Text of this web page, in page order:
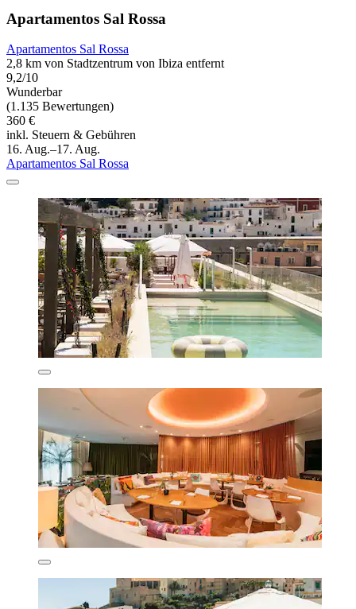
Apartamentos Sal Rossa
Apartamentos Sal Rossa
2,8 km von Stadtzentrum von Ibiza entfernt
9,2/10
Wunderbar
(1.135 Bewertungen)
360 €
inkl. Steuern & Gebühren
16. Aug.–17. Aug.
Apartamentos Sal Rossa